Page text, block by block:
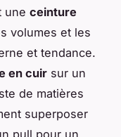
une ceinture
volumes et les
et tendance.
en cuir sur un
de matières
superposer